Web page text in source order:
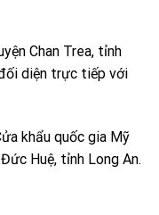
Chan Trea, tỉnh
diện trực tiếp với
khẩu quốc gia Mỹ
Huệ, tỉnh Long An.